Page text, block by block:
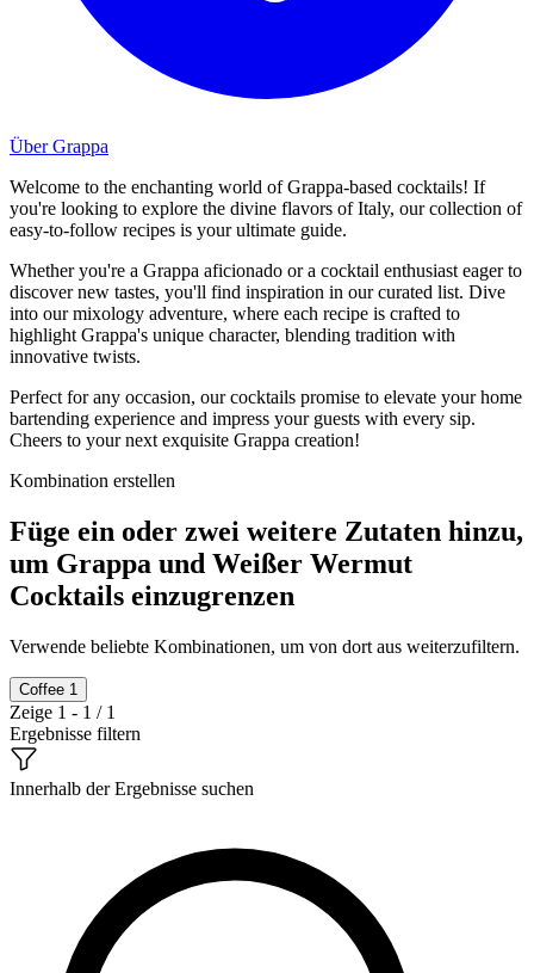
Über Grappa
Welcome to the enchanting world of Grappa-based cocktails! If
you're looking to explore the divine flavors of Italy, our collection of
easy-to-follow recipes is your ultimate guide.
Whether you're a Grappa aficionado or a cocktail enthusiast eager to
discover new tastes, you'll find inspiration in our curated list. Dive
into our mixology adventure, where each recipe is crafted to
highlight Grappa's unique character, blending tradition with
innovative twists.
Perfect for any occasion, our cocktails promise to elevate your home
bartending experience and impress your guests with every sip.
Cheers to your next exquisite Grappa creation!
Kombination erstellen
Füge ein oder zwei weitere Zutaten hinzu,
um Grappa und Weißer Wermut
Cocktails einzugrenzen
Verwende beliebte Kombinationen, um von dort aus weiterzufiltern.
Coffee 1
Zeige 1 - 1 / 1
Ergebnisse filtern
Innerhalb der Ergebnisse suchen